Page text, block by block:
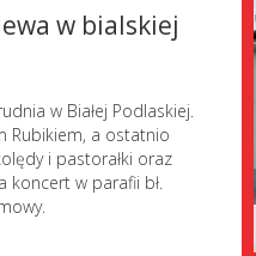
w bialskiej
w Białej Podlaskiej.
Rubikiem, a ostatnio
i pastorałki oraz
koncert w parafii bł.